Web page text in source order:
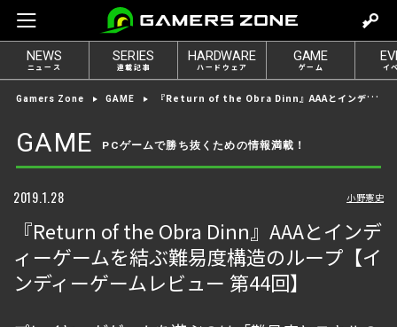
e
t
o
g
n
NEWS
ニュース
SERIES
連載記事
HARDWARE
ハードウェア
GAME
ゲーム イ
Gamers Zone GAME 『Return of the Obra Dinn』AAAとインディーゲームを結ぶ難易度構造のループ【インディーゲームレビュー 第44回】
GAME PCゲームで勝ち抜くための情報満載！
2019.1.28 小野憲史
『Return of the Obra Dinn』AAAとインデ
ィーゲームを結ぶ難易度構造のループ【イ
ンディーゲームレビュー 第44回】